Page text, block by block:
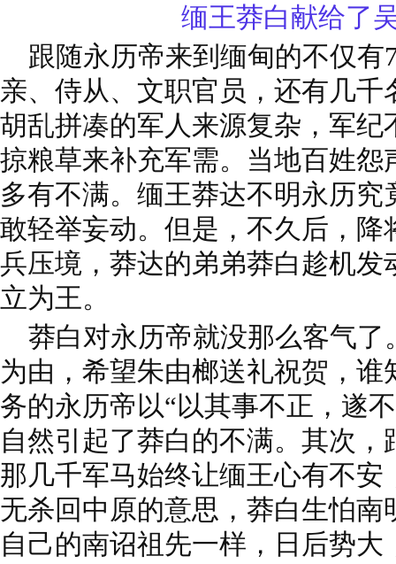
缅王莽白献给了
跟随永历帝来到缅甸的不仅有
亲、侍从、文职官员，还有几
胡乱拼凑的军人来源复杂，军纪
掠粮草来补充军需。当地百姓怨
多有不满。缅王莽达不明永历
敢轻举妄动。但是，不久后，降
兵压境，莽达的弟弟莽白趁机发
立为王。
莽白对永历帝就没那么客气了
为由，希望朱由榔送礼祝贺，
务的永历帝以“以其事不正，遂
自然引起了莽白的不满。其次
那几千军马始终让缅王心有不
无杀回中原的意思，莽白生怕
自己的南诏祖先一样，日后势